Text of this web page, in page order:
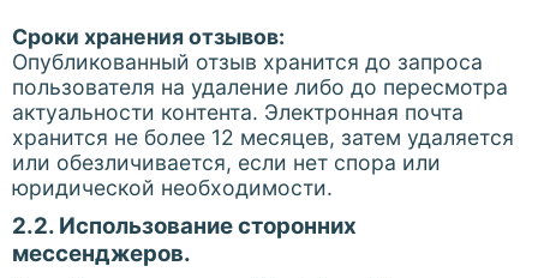
Сроки хранения отзывов:
Опубликованный отзыв хранится до запроса
пользователя на удаление либо до пересмотра
актуальности контента. Электронная почта
хранится не более 12 месяцев, затем удаляется
или обезличивается, если нет спора или
юридической необходимости.
2.2. Использование сторонних
мессенджеров.